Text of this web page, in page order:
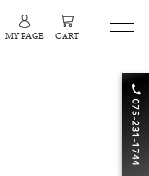
MY PAGE CART